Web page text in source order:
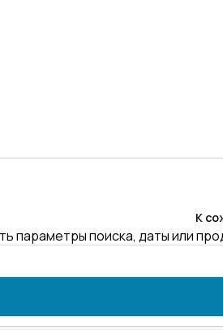
К
параметры поиска, даты или